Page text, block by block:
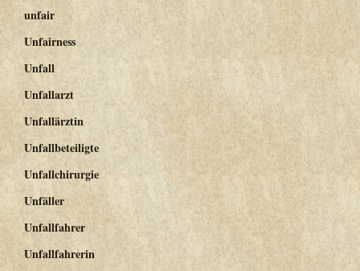
unfair
Unfairness
Unfall
Unfallarzt
Unfallärztin
Unfallbeteiligte
Unfallchirurgie
Unfäller
Unfallfahrer
Unfallfahrerin